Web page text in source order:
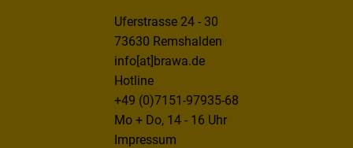
Uferstrasse 24 - 30
73630 Remshalden
info[at]brawa.de
Hotline
+49 (0)7151-97935-68
Mo + Do, 14 - 16 Uhr
Impressum